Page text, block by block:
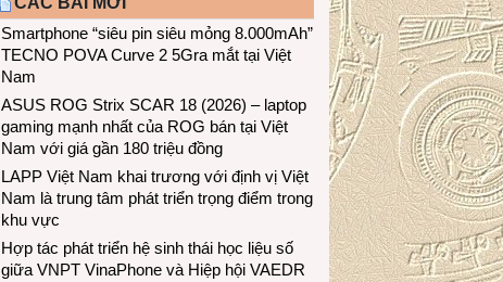
Smartphone “siêu pin siêu mỏng 8.000mAh”
TECNO POVA Curve 2 5Gra mắt tại Việt
Nam
ASUS ROG Strix SCAR 18 (2026) – laptop
gaming mạnh nhất của ROG bán tại Việt
Nam với giá gần 180 triệu đồng
LAPP Việt Nam khai trương với định vị Việt
Nam là trung tâm phát triển trọng điểm trong
khu vực
Hợp tác phát triển hệ sinh thái học liệu số
giữa VNPT VinaPhone và Hiệp hội VAEDR